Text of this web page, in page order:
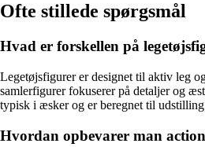
Ofte stillede spørgsmål
Hvad er forskellen på
Legetøjsfigurer er designet til aktiv leg
samlerfigurer fokuserer på detaljer og
typisk i æsker og er beregnet til
Hvordan opbevarer man